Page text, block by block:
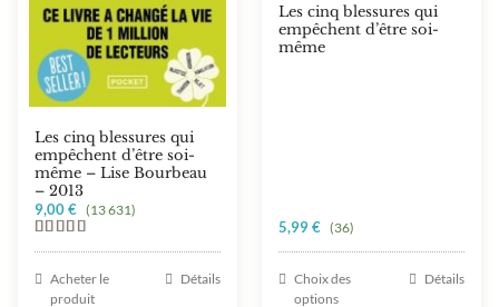
Les cinq blessures qui
empêchent d’être soi-
même – Lise Bourbeau
– 2013
Note5.00
sur 5
9,00€ (13 631)
Acheter le
produit
Détails
Les cinq blessures qui
empêchent d’être soi-
même
5,99€ (36)
Choix des
options
Détails